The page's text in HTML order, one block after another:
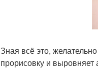
Зная всё это,
прорисовку и